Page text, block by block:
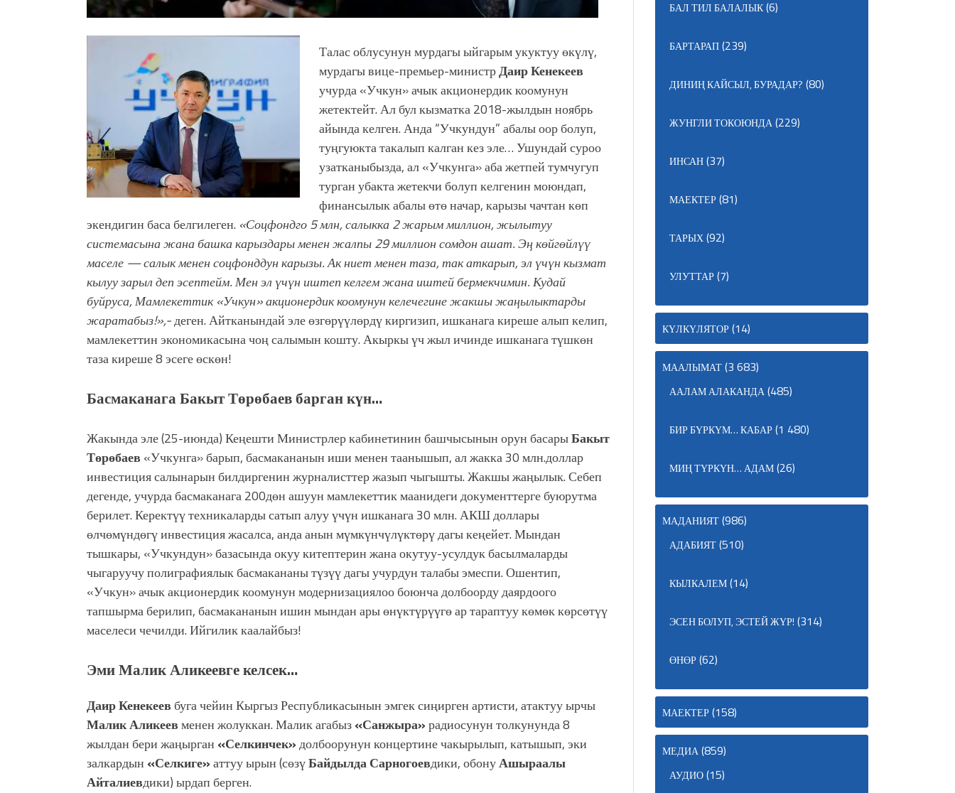
Талас облусунун мурдагы ыйгарым укуктуу өкүлү,
мурдагы вице-премьер-министрДаир Кенекеев
учурда «Учкун» ачык акционердик коомунун
жетектейт. Ал бул кызматка 2018-жылдын ноябрь
айында келген. Анда “Учкундун” абалы оор болуп,
туңгуюкта такалып калган кез эле… Ушундай суроо
узатканыбызда, ал «Учкунга» аба жетпей тумчугуп
турган убакта жетекчи болуп келгенин моюндап,
финансылык абалы өтө начар, карызы чачтан көп
экендигин баса белгилеген. «Соцфондго 5 млн, салыкка 2 жарым миллион, жылытуу
системасына жана башка карыздары менен жалпы 29 миллион сомдон ашат. Эң көйгөйлүү
маселе — салык менен соцфонддун карызы. Ак ниет менен таза, так аткарып, эл үчүн кызмат
кылуу зарыл деп эсептейм. Мен эл үчүн иштеп келгем жана иштей бермекчимин. Кудай
буйруса, Мамлекеттик «Учкун» акционердик коомунун келечегине жакшы жаңылыктарды
жаратабыз!»,-деген. Айтканындай эле өзгөрүүлөрдү киргизип, ишканага киреше алып келип,
мамлекеттин экономикасына чоң салымын кошту. Акыркы үч жыл ичинде ишканага түшкөн
таза киреше 8 эсеге өскөн!
Басмаканага Бакыт Төрөбаев барган күн…
Жакында эле (25-июнда) Кеңешти Министрлер кабинетинин башчысынын орун басарыБакыт
Төрөбаев «Учкунга» барып, басмакананын иши менен таанышып, ал жакка 30 млн.доллар
инвестиция салынарын билдиргенин журналисттер жазып чыгышты. Жакшы жаңылык. Себеп
дегенде, учурда басмаканага 200дөн ашуун мамлекеттик маанидеги документтерге буюрутма
берилет. Керектүү техникаларды сатып алуу үчүн ишканага 30 млн. АКШ доллары
өлчөмүндөгү инвестиция жасалса, анда анын мүмкүнчүлүктөрү дагы кеңейет. Мындан
тышкары, «Учкундун» базасында окуу китептерин жана окутуу-усулдук басылмаларды
чыгаруучу полиграфиялык басмакананы түзүү дагы учурдун талабы эмеспи. Ошентип,
«Учкун» ачык акционердик коомунун модернизациялоо боюнча долбоорду даярдоого
тапшырма берилип, басмакананын ишин мындан ары өнүктүрүүгө ар тараптуу көмөк көрсөтүү
маселеси чечилди. Ийгилик каалайбыз!
Эми Малик Аликеевге келсек…
Даир Кенекеевбуга чейин Кыргыз Республикасынын эмгек сиңирген артисти, атактуу ырчы
Малик Аликеевменен жолуккан. Малик агабыз«Санжыра»радиосунун толкунунда 8
жылдан бери жаңырган «Селкинчек»долбоорунун концертине чакырылып, катышып, эки
залкардын «Селкиге»аттуу ырын (сөзүБайдылда Сарногоевдики, обонуАшыраалы
Айталиевдики) ырдап берген.
БАЛ ТИЛ БАЛАЛЫК(6)
БАРТАРАП(239)
ДИНИҢ КАЙСЫЛ, БУРАДАР? (80)
ЖУНГЛИ ТОКОЮНДА(229)
ИНСАН(37)
МАЕКТЕР(81)
ТАРЫХ(92)
УЛУТТАР(7)
КҮЛКҮЛЯТОР(14)
МААЛЫМАТ(3 683)
ААЛАМ АЛАКАНДА(485)
БИР БҮРКҮМ… КАБАР(1 480)
МИҢ ТҮРКҮН… АДАМ(26)
МАДАНИЯТ(986)
АДАБИЯТ(510)
КЫЛКАЛЕМ(14)
ЭСЕН БОЛУП, ЭСТЕЙ ЖҮР! (314)
ӨНӨР(62)
МАЕКТЕР(158)
МЕДИА(859)
АУДИО(15)